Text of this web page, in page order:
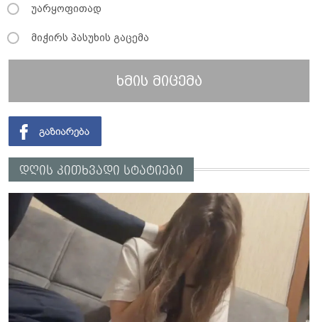
უარყოფითად
მიჭირს პასუხის გაცემა
ხმის მიცემა
დღის კითხვადი სტატიები